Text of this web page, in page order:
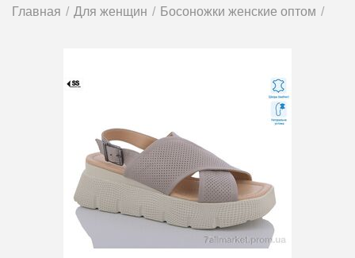
Главная / Для женщин / Босоножки женские оптом /